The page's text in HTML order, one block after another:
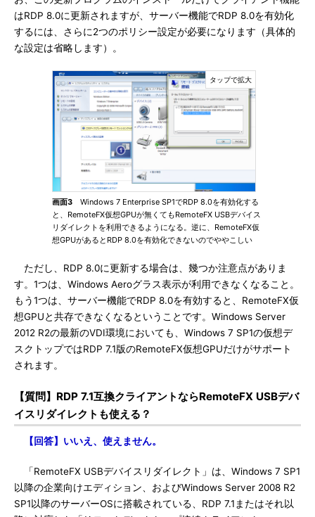
はRDP 8.0に更新されますが、サーバー機能でRDP 8.0を有効化
するには、さらに2つのポリシー設定が必要になります（具体的
な設定は省略します）。
画面3 Windows 7 Enterprise SP1でRDP 8.0を有効化する
と、RemoteFX仮想GPUが無くてもRemoteFX USBデバイス
リダイレクトを利用できるようになる。逆に、RemoteFX仮
想GPUがあるとRDP 8.0を有効化できないのでややこしい
ただし、RDP 8.0に更新する場合は、幾つか注意点がありま
す。1つは、Windows Aeroグラス表示が利用できなくなること。
もう1つは、サーバー機能でRDP 8.0を有効すると、RemoteFX仮
想GPUと共存できなくなるということです。Windows Server
2012 R2の最新のVDI環境においても、Windows 7 SP1の仮想デ
スクトップではRDP 7.1版のRemoteFX仮想GPUだけがサポート
されます。
【質問】RDP 7.1互換クライアントならRemoteFX USBデバ
イスリダイレクトも使える？
【回答】いいえ、使えません。
「RemoteFX USBデバイスリダイレクト」は、Windows 7 SP1
以降の企業向けエディション、およびWindows Server 2008 R2
SP1以降のサーバーOSに搭載されている、RDP 7.1またはそれ以